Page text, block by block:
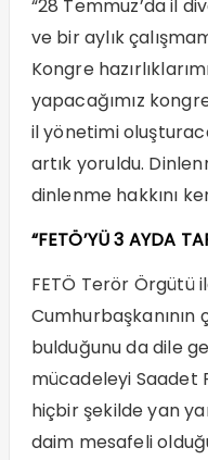
“28 Temmuz’da il
ve bir aylık
Kongre
yapacağımız
il yönetimi
artık yoruldu.
dinlenme hakkını
“FETÖ’YÜ 3 AYDA
FETÖ Terör Örgütü
Cumhurbaşkanının
bulduğunu da dile
mücadeleyi Saadet
hiçbir şekilde yan
daim mesafeli